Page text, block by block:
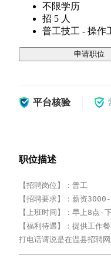
不限学历
招 5 人
普工技工 - 操作
申请职位
平台核验
职位描述
【招聘岗位】：普工
【招聘要求】：薪资
【上班时间】：早上8点-
【福利待遇】：提供工作
打电话请说是在温县招聘